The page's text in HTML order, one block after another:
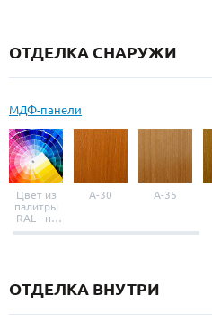
ОТДЕЛКА СНАРУЖИ
МДФ-панели
Цвет из
палитры
RAL - на
выбор
A-30 A-35
ОТДЕЛКА ВНУТРИ